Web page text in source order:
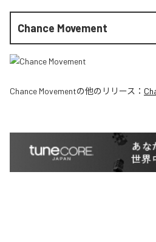
Chance Movement
Chance Movementの他のリリース：